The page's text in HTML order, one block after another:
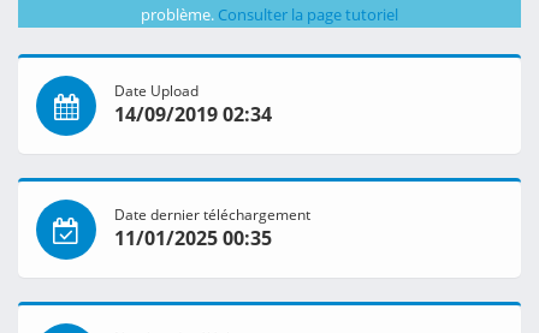
problème. Consulter la page tutoriel
Date Upload
14/09/2019 02:34
Date dernier téléchargement
11/01/2025 00:35